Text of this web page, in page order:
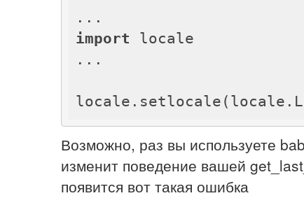
import locale
...
Возможно, раз вы используете
изменит поведение вашей
появится вот такая ошибка